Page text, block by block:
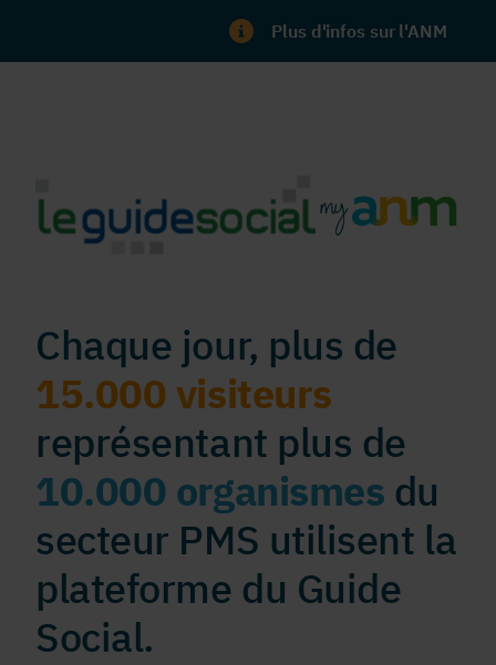
Plus d'infos sur l'ANM
Chaque jour, plus de
15.000 visiteurs
représentant plus de
10.000 organismes du
secteur PMS utilisent la
plateforme du Guide
Social.